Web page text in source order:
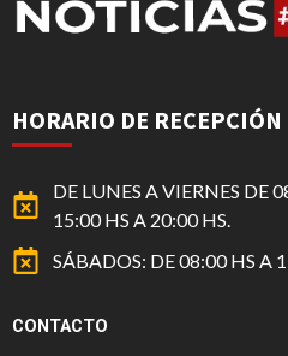
HORARIO DE RECEPCIÓN
DE LUNES A VIERNES DE
15:00 HS A 20:00 HS.
SÁBADOS: DE 08:00 HS A
CONTACTO